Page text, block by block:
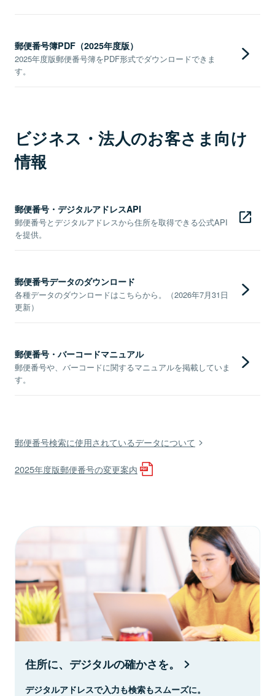
郵便番号簿PDF（2025年度版）
2025年度版郵便番号簿をPDF形式でダウンロードできま
す。
ビジネス・法人のお客さま向け
情報
郵便番号・デジタルアドレスAPI
郵便番号とデジタルアドレスから住所を取得できる公式API
を提供。
郵便番号データのダウンロード
各種データのダウンロードはこちらから。（2026年7月31日
更新）
郵便番号・バーコードマニュアル
郵便番号や、バーコードに関するマニュアルを掲載していま
す。
郵便番号検索に使用されているデータについて
2025年度版郵便番号の変更案内
住所に、デジタルの確かさを。
デジタルアドレスで入力も検索もスムーズに。